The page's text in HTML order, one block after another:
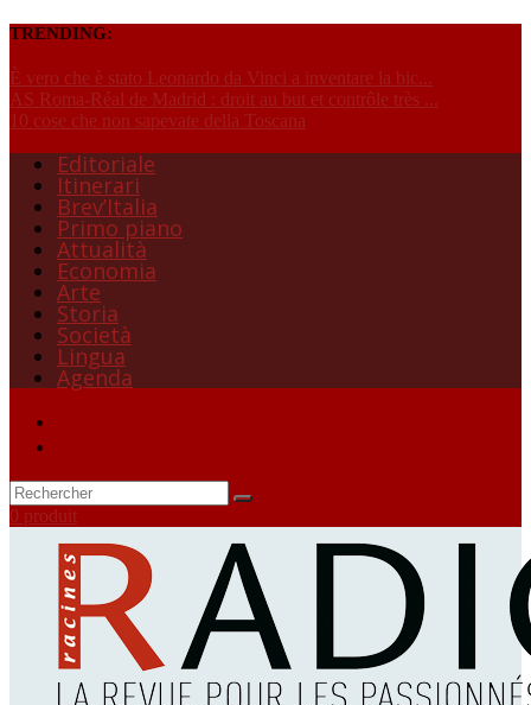
TRENDING:
È vero che è stato Leonardo da Vinci a inventare la bic...
AS Roma-Réal de Madrid : droit au but et contrôle très ...
10 cose che non sapevate della Toscana
Editoriale
Itinerari
Brev’Italia
Primo piano
Attualità
Economia
Arte
Storia
Società
Lingua
Agenda
0 produit